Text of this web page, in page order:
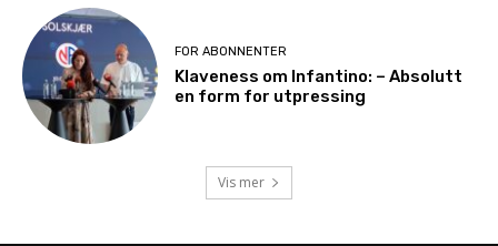
FOR ABONNENTER
Klaveness om Infantino: – Absolutt
en form for utpressing
Vis mer